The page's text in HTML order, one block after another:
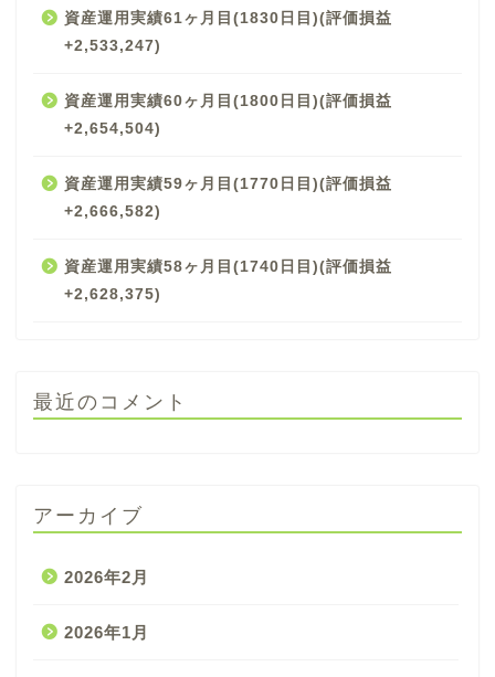
資産運用実績61ヶ月目(1830日目)(評価損益
+2,533,247)
資産運用実績60ヶ月目(1800日目)(評価損益
+2,654,504)
資産運用実績59ヶ月目(1770日目)(評価損益
+2,666,582)
資産運用実績58ヶ月目(1740日目)(評価損益
+2,628,375)
最近のコメント
アーカイブ
2026年2月
2026年1月